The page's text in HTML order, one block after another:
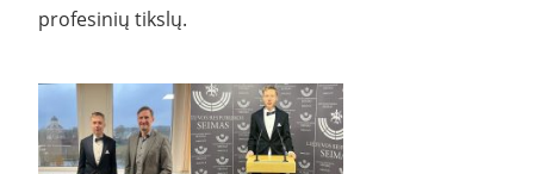
profesinių tikslų.